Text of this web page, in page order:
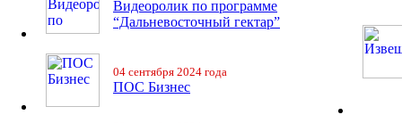
Видеоролик по программе
“Дальневосточный гектар”
04 сентября 2024 года
ПОС Бизнес